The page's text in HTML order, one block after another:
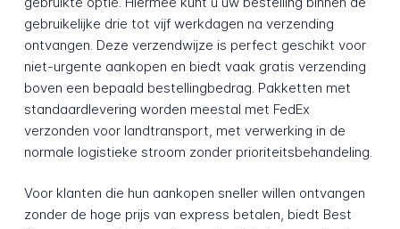
gebruikelijke drie tot vijf werkdagen na verzending
ontvangen. Deze verzendwijze is perfect geschikt voor
niet-urgente aankopen en biedt vaak gratis verzending
boven een bepaald bestellingbedrag. Pakketten met
standaardlevering worden meestal met FedEx
verzonden voor landtransport, met verwerking in de
normale logistieke stroom zonder prioriteitsbehandeling.
Voor klanten die hun aankopen sneller willen ontvangen
zonder de hoge prijs van express betalen, biedt Best